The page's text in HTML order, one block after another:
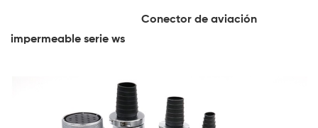
Conector de aviación
impermeable serie ws